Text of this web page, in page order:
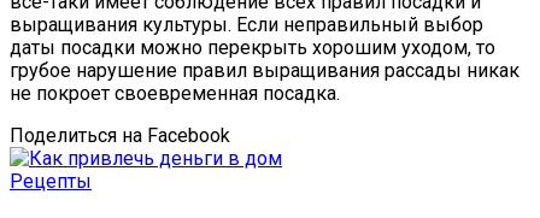
выращивания культуры. Если неправильный выбор
даты посадки можно перекрыть хорошим уходом, то
грубое нарушение правил выращивания рассады никак
не покроет своевременная посадка.
Поделиться на Facebook
Рецепты